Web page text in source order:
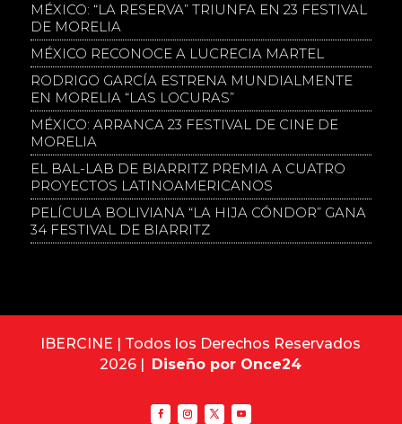
MÉXICO: “LA RESERVA” TRIUNFA EN 23 FESTIVAL
DE MORELIA
MÉXICO RECONOCE A LUCRECIA MARTEL
RODRIGO GARCÍA ESTRENA MUNDIALMENTE
EN MORELIA “LAS LOCURAS”
MÉXICO: ARRANCA 23 FESTIVAL DE CINE DE
MORELIA
EL BAL-LAB DE BIARRITZ PREMIA A CUATRO
PROYECTOS LATINOAMERICANOS
PELÍCULA BOLIVIANA “LA HIJA CÓNDOR” GANA
34 FESTIVAL DE BIARRITZ
IBERCINE | Todos los Derechos Reservados
2026 | Diseño por Once24